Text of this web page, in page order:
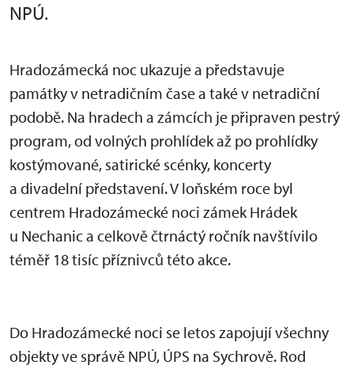
NPÚ.
Hradozámecká noc ukazuje a představuje
památky v netradičním čase a také v netradiční
podobě. Na hradech a zámcích je připraven pestrý
program, od volných prohlídek až po prohlídky
kostýmované, satirické scénky, koncerty
a divadelní představení. V loňském roce byl
centrem Hradozámecké noci zámek Hrádek
u Nechanic a celkově čtrnáctý ročník navštívilo
téměř 18 tisíc příznivců této akce.
Do Hradozámecké noci se letos zapojují všechny
objekty ve správě NPÚ, ÚPS na Sychrově. Rod